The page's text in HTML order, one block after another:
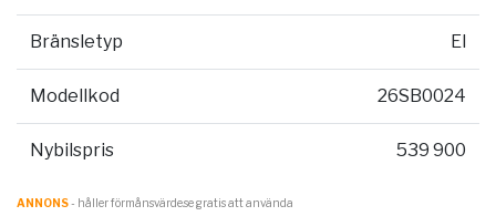
Bränsletyp El
Modellkod 26SB0024
Nybilspris 539 900
ANNONS- håller förmånsvärde.se gratis att använda